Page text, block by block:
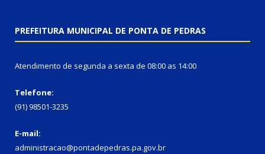
PREFEITURA MUNICIPAL DE PONTA DE PEDRAS
Atendimento de segunda a sexta de 08:00 as 14:00
Telefone:
(91) 98501-3235
E-mail:
administracao@pontadepedras.pa.gov.br